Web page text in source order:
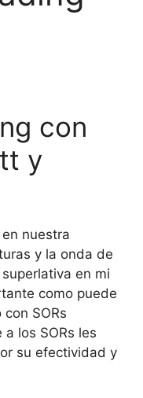
con
y
nuestra
y la onda de
en mi
como puede
SORs
los SORs les
su efectividad y